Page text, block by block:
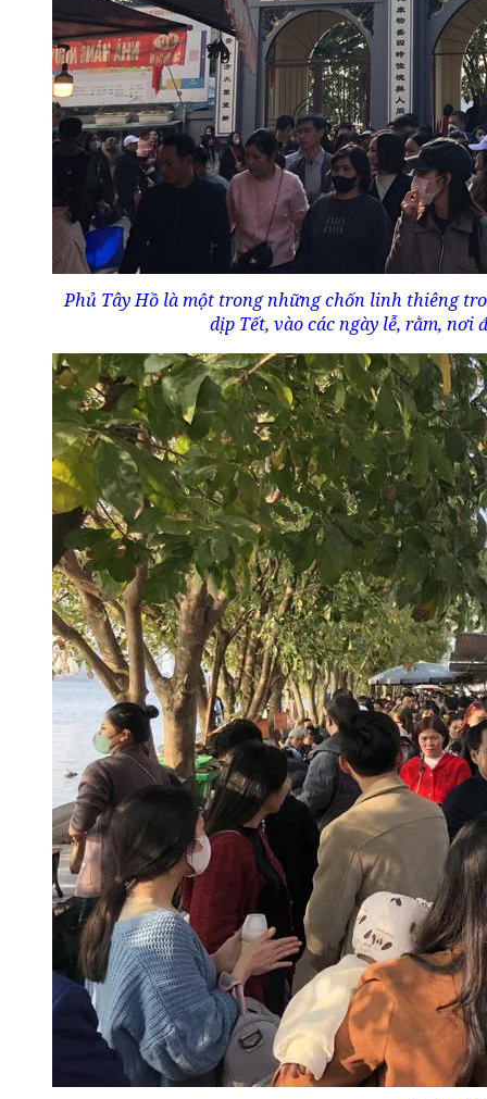
Phủ Tây Hồ là một trong những chốn linh thiêng
dịp Tết, vào các ngày lễ, rằm,